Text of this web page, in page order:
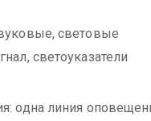
световые
светоуказатели
одна линия